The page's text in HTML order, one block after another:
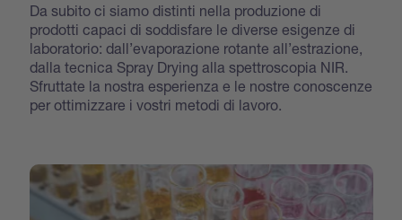
Da subito ci siamo distinti nella produzione di
prodotti capaci di soddisfare le diverse esigenze di
laboratorio: dall’evaporazione rotante all’estrazione,
dalla tecnica Spray Drying alla spettroscopia NIR.
Sfruttate la nostra esperienza e le nostre conoscenze
per ottimizzare i vostri metodi di lavoro.